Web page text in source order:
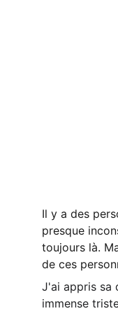
Il y a des
presque
toujours là.
de ces
J'ai appris sa
immense